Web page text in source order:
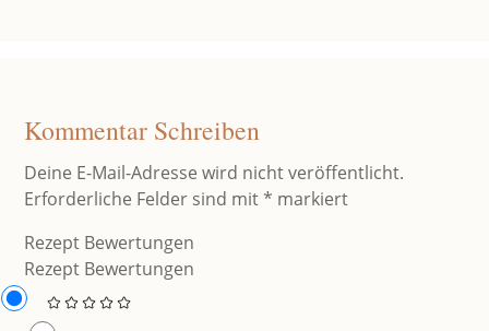
Kommentar Schreiben
Deine E-Mail-Adresse wird nicht veröffentlicht.
Erforderliche Felder sind mit* markiert
Rezept Bewertungen
Rezept Bewertungen